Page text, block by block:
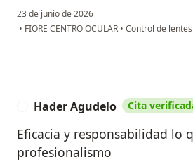
23 de junio de 2026
• FIORE CENTRO OCULAR • Control de
Hader Agudelo Cita
Eficacia y responsabilidad lo
profesionalismo